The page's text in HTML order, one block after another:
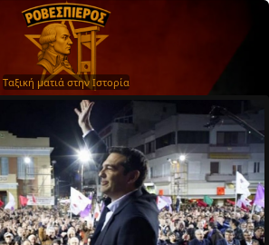
Ταξική ματιά στην Ιστορία